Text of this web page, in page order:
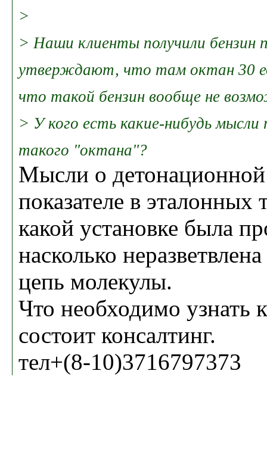
>
> Наши клиенты получили бензин
утверждают, что там октан 30
что такой бензин вообще не
> У кого есть какие-нибудь
такого "октана"?
Мысли о детонационной
показателе в эталонных
какой установке была
насколько
цепь молекулы.
Что необходимо узнать
состоит консалтинг.
тел+(8-10)3716797373